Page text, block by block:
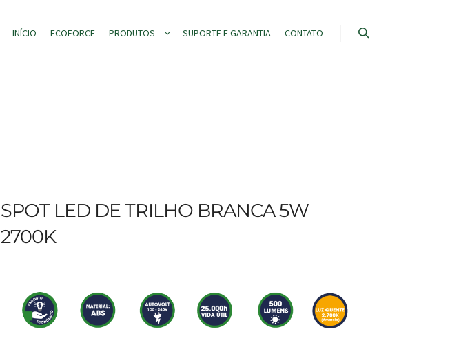
INÍCIO ECOFORCE PRODUTOS SUPORTE E GARANTIA CONTATO
SPOT LED DE TRILHO BRANCA 5W
2700K